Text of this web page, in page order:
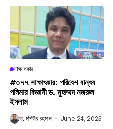
সাক্ষাৎকার
#০৭৭ সাক্ষাৎকার: পরিবেশ বান্ধব
পলিমার বিজ্ঞানী ড. মুহাম্মদ নজরুল
ইসলাম
ড. মশিউর রহমান June 24, 2023